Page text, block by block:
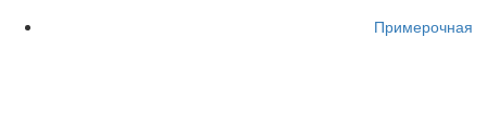
Примерочная